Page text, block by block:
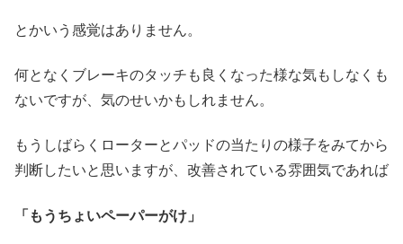
とかいう感覚はありません。
何となくブレーキのタッチも良くなった様な気もしなくも
ないですが、気のせいかもしれません。
もうしばらくローターとパッドの当たりの様子をみてから
判断したいと思いますが、改善されている雰囲気であれば
「もうちょいペーパーがけ」